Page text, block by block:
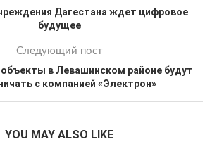
Дагестана ждет цифровое
будущее
Следующий пост
в Левашинском районе будут
с компанией «Электрон»
YOU MAY ALSO LIKE